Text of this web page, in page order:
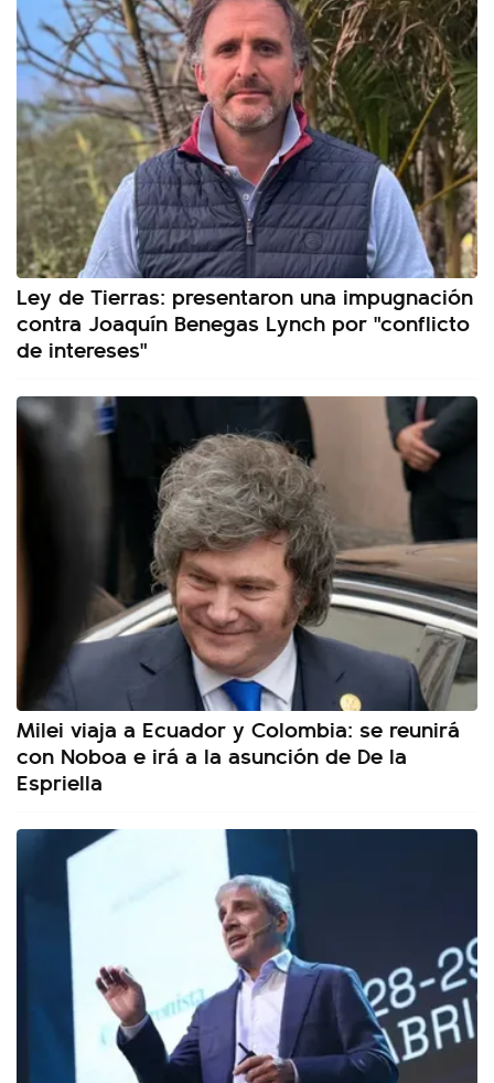
Ley de Tierras: presentaron una impugnación
contra Joaquín Benegas Lynch por "conflicto
de intereses"
Milei viaja a Ecuador y Colombia: se reunirá
con Noboa e irá a la asunción de De la
Espriella